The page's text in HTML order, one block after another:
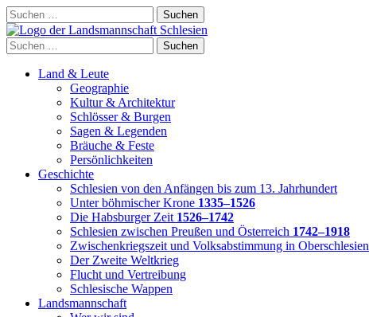
Skip
to
content
Suchen
nach:
Suchen
nach:
Land & Leute
Geographie
Kultur & Architektur
Schlösser & Burgen
Sagen & Legenden
Bräuche & Feste
Persönlichkeiten
Geschichte
Schlesien von den Anfängen bis zum 13. Jahrhundert
Unter böhmischer Krone 1335–1526
Die Habsburger Zeit 1526–1742
Schlesien zwischen Preußen und Österreich 1742–1918
Zwischenkriegszeit und Volksabstimmung in Oberschlesien
Der Zweite Weltkrieg
Flucht und Vertreibung
Schlesische Wappen
Landsmannschaft